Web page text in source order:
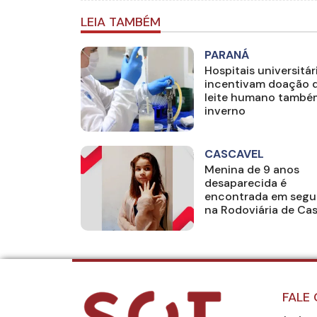
LEIA TAMBÉM
PARANÁ
Hospitais
incentivam doação
leite humano
inverno
CASCAVEL
Menina de 9 anos
desaparecida é
encontrada em
na Rodoviária de
FALE